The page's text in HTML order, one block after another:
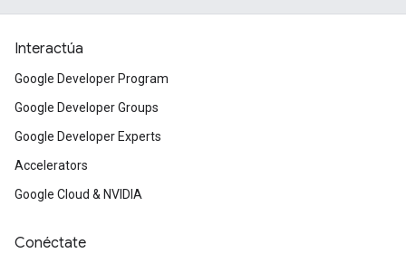
Interactúa
Google Developer Program
Google Developer Groups
Google Developer Experts
Accelerators
Google Cloud & NVIDIA
Conéctate